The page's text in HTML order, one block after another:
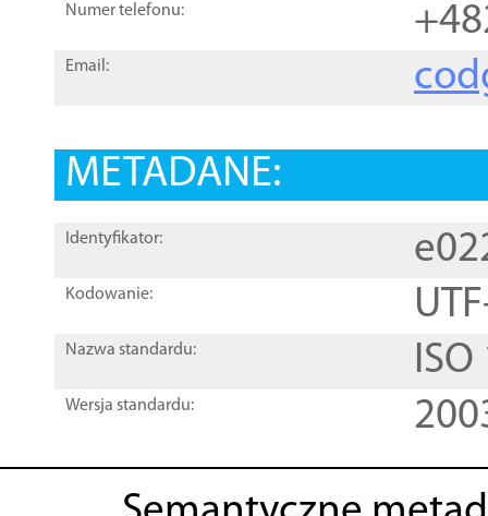
Numer telefonu:
Email:
METADANE:
Identyfikator:
Kodowanie:
Nazwa standardu:
Wersja standardu: